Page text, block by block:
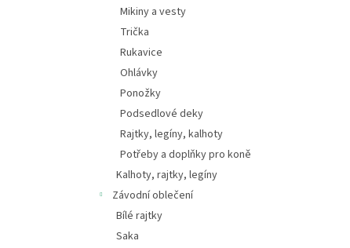
Mikiny a vesty
Trička
Rukavice
Ohlávky
Ponožky
Podsedlové deky
Rajtky, legíny, kalhoty
Potřeby a doplňky pro koně
Kalhoty, rajtky, legíny
Závodní oblečení
Bílé rajtky
Saka